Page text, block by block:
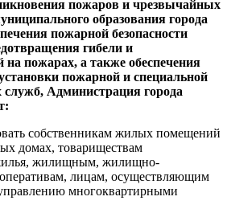
пожаров и чрезвычайных
образования города
пожарной безопасности
гибели и
пожарах, а также обеспечения
пожарной и специальной
служб, Администрация города
:
собственникам жилых помещений
домах, товариществам
жилищным, жилищно-
лицам, осуществляющим
многоквартирными